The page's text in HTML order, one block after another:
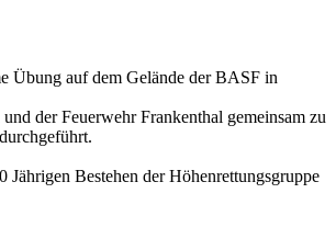
Übung auf dem Gelände der BASF in
der Feuerwehr Frankenthal gemeinsam zu
Bestehen der Höhenrettungsgruppe